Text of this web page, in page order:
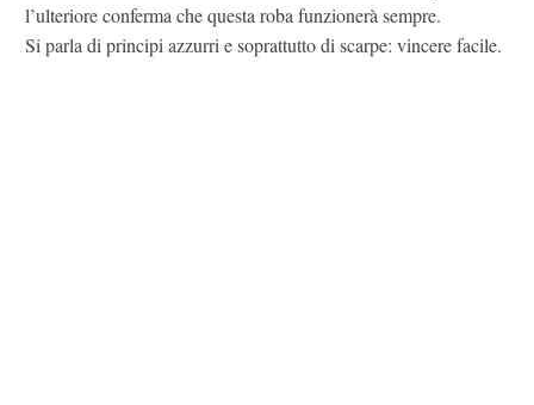
l’ulteriore conferma che questa roba funzionerà sempre.
Si parla di principi azzurri e soprattutto di scarpe: vincere facile.